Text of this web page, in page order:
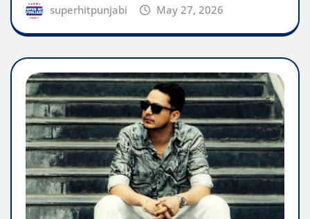
superhitpunjabi May 27, 2026